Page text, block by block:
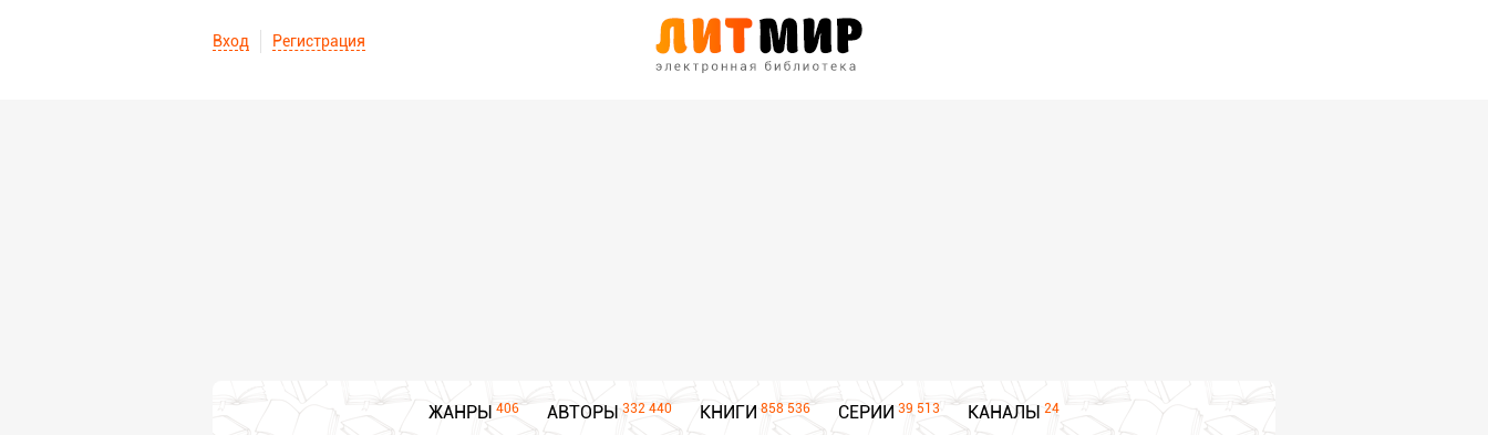
Вход Регистрация
ЖАНРЫ 406 АВТОРЫ 332 440 КНИГИ 858 536 СЕРИИ 39 513 КАНАЛЫ 24